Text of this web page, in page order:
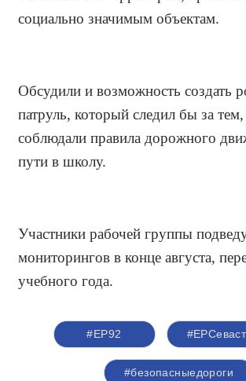
социально значимым объектам.
Обсудили и возможность создать
патруль, который следил бы за
соблюдали правила дорожного
пути в школу.
Участники рабочей группы
мониторингов в конце августа,
учебного года.
#ЕР92
#безопасныедороги